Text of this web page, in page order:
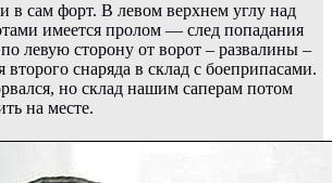
в сам форт. В левом верхнем углу над
имеется пролом — след попадания
левую сторону от ворот – развалины –
второго снаряда в склад с боеприпасами.
но склад нашим саперам потом
на месте.